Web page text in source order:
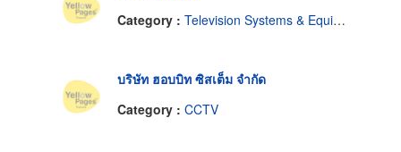
Category : Television Systems & Equipment-Closed Circuit
บริษัท ฮอบบิท ซิสเต็ม จำกัด
Category : CCTV